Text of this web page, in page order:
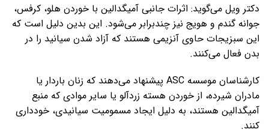
دکتر ویل می‌گوید: اثرات جانبی آمیگدالین با خوردن هلو، کرفس،
جوانه گندم و هویج نیز چندبرابر می‌شود. این بدین دلیل است که
این سبزیجات حاوی آنزیمی هستند که آزاد شدن سیانید را در
بدن فعال می‌کنند.
کارشناسان موسسه ASC پیشنهاد می‌دهند که زنان باردار یا
مادران شیرده، از خوردن هسته زردآلو یا سایر موادی که منبع
آمیگدالین هستند، به دلیل ایجاد مسمومیت سیانیدی، خودداری
کنند.